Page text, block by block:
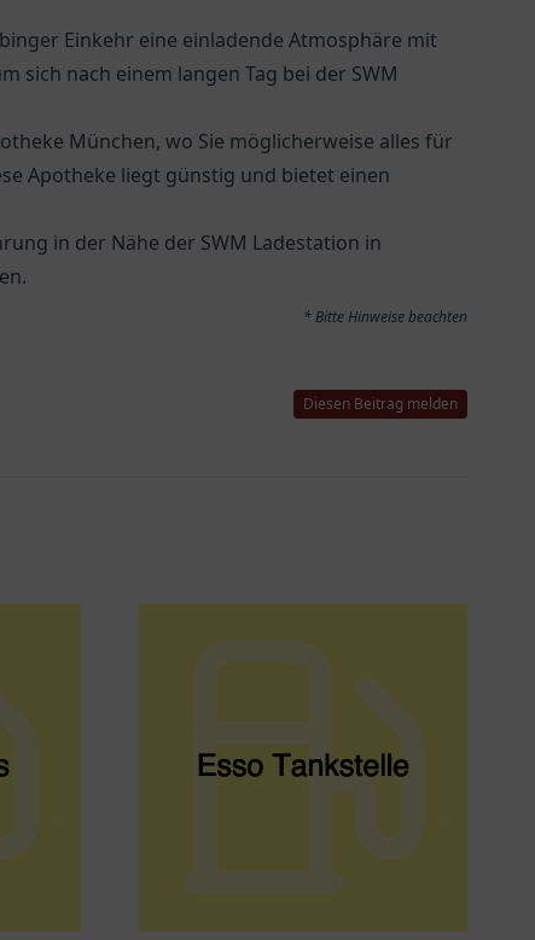
Einkehr eine einladende Atmosphäre mit
sich nach einem langen Tag bei der SWM
München, wo Sie möglicherweise alles für
Apotheke liegt günstig und bietet einen
in der Nähe der SWM Ladestation in
* Bitte Hinweise beachten
Diesen Beitrag melden